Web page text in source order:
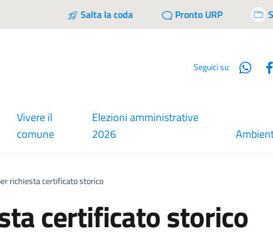
Salta la coda Pronto URP
Seguici su
Vivere il
comune
Elezioni amministrative
2026
richiesta certificato storico
certificato storico